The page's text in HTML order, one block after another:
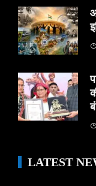
LATEST